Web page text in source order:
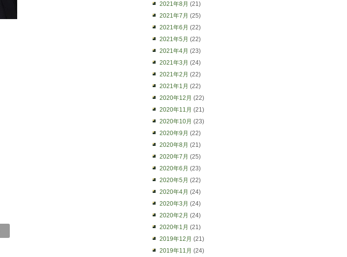
2021年8月 (21)
2021年7月 (25)
2021年6月 (22)
2021年5月 (22)
2021年4月 (23)
2021年3月 (24)
2021年2月 (22)
2021年1月 (22)
2020年12月 (22)
2020年11月 (21)
2020年10月 (23)
2020年9月 (22)
2020年8月 (21)
2020年7月 (25)
2020年6月 (23)
2020年5月 (22)
2020年4月 (24)
2020年3月 (24)
2020年2月 (24)
2020年1月 (21)
2019年12月 (21)
2019年11月 (24)